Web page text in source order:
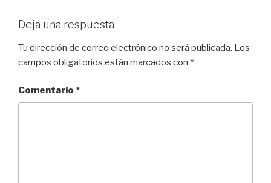
Deja una respuesta
Tu dirección de correo electrónico no será publicada. Los
campos obligatorios están marcados con *
Comentario *